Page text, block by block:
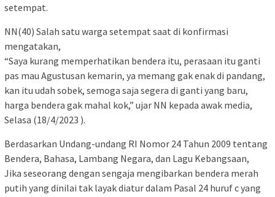
setempat.
NN(40) Salah satu warga setempat saat di konfirmasi
mengatakan,
“Saya kurang memperhatikan bendera itu, perasaan itu ganti
pas mau Agustusan kemarin, ya memang gak enak di pandang,
kan itu udah sobek, semoga saja segera di ganti yang baru,
harga bendera gak mahal kok,” ujar NN kepada awak media,
Selasa (18/4/2023 ).
Berdasarkan Undang-undang RI Nomor 24 Tahun 2009 tentang
Bendera, Bahasa, Lambang Negara, dan Lagu Kebangsaan,
Jika seseorang dengan sengaja mengibarkan bendera merah
putih yang dinilai tak layak diatur dalam Pasal 24 huruf c yang